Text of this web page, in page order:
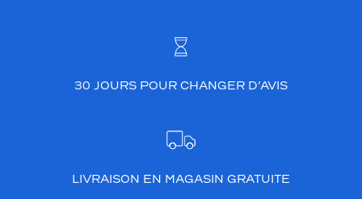
30 JOURS POUR CHANGER D’AVIS
LIVRAISON EN MAGASIN GRATUITE